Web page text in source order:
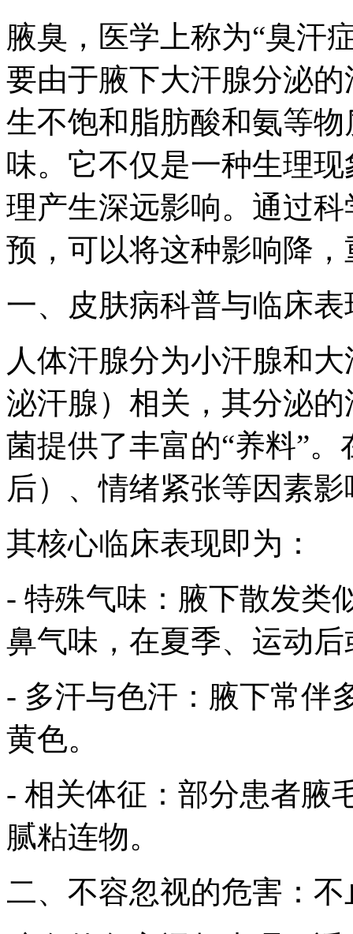
腋臭，医学上称为“臭汗
要由于腋下大汗腺分泌
生不饱和脂肪酸和氨等
味。它不仅是一种生理
理产生深远影响。通过
预，可以将这种影响降
一、皮肤病科普与临床表
人体汗腺分为小汗腺和
泌汗腺）相关，其分泌
菌提供了丰富的“养料”
后）、情绪紧张等因素
其核心临床表现即为：
- 特殊气味：腋下散发类
鼻气味，在夏季、运动
- 多汗与色汗：腋下常伴
黄色。
- 相关体征：部分患者腋
腻粘连物。
二、不容忽视的危害：